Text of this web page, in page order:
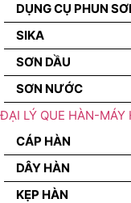
DỤNG CỤ PHUN
SIKA
SƠN DẦU
SƠN NƯỚC
ĐẠI LÝ QUE HÀN-MÁY
CÁP HÀN
DÂY HÀN
KẸP HÀN